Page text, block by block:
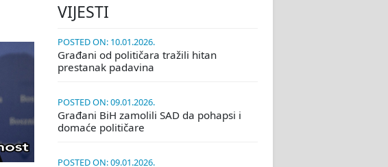
VIJESTI
POSTED ON: 10.01.2026.
Građani od političara tražili hitan
prestanak padavina
POSTED ON: 09.01.2026.
Građani BiH zamolili SAD da pohapsi i
domaće političare
POSTED ON: 09.01.2026.